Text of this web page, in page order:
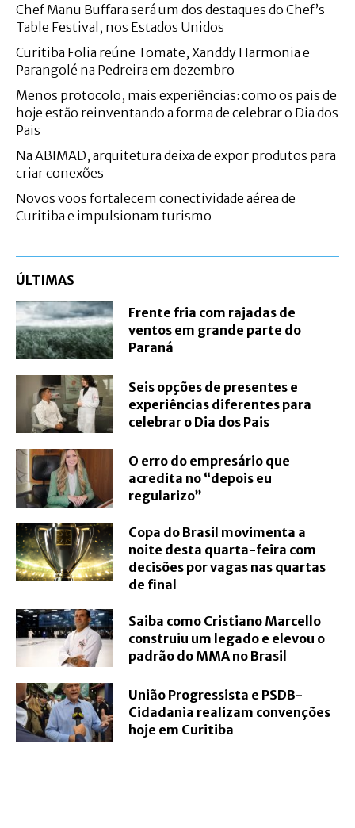
Chef Manu Buffara será um dos destaques do Chef’s
Table Festival, nos Estados Unidos
Curitiba Folia reúne Tomate, Xanddy Harmonia e
Parangolé na Pedreira em dezembro
Menos protocolo, mais experiências: como os pais de
hoje estão reinventando a forma de celebrar o Dia dos
Pais
Na ABIMAD, arquitetura deixa de expor produtos para
criar conexões
Novos voos fortalecem conectividade aérea de
Curitiba e impulsionam turismo
ÚLTIMAS
Frente fria com rajadas de
ventos em grande parte do
Paraná
Seis opções de presentes e
experiências diferentes para
celebrar o Dia dos Pais
O erro do empresário que
acredita no “depois eu
regularizo”
Copa do Brasil movimenta a
noite desta quarta-feira com
decisões por vagas nas quartas
de final
Saiba como Cristiano Marcello
construiu um legado e elevou o
padrão do MMA no Brasil
União Progressista e PSDB-
Cidadania realizam convenções
hoje em Curitiba